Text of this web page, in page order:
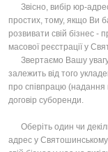
Звісно, вибір юр-
простих, тому, якщо Ви
розвивати свій бізнес -
масової реєстрації у
Звертаємо Вашу увагу
залежить від того
про співпрацю
договір суборенди.
Оберіть один чи
адрес у Святошинському